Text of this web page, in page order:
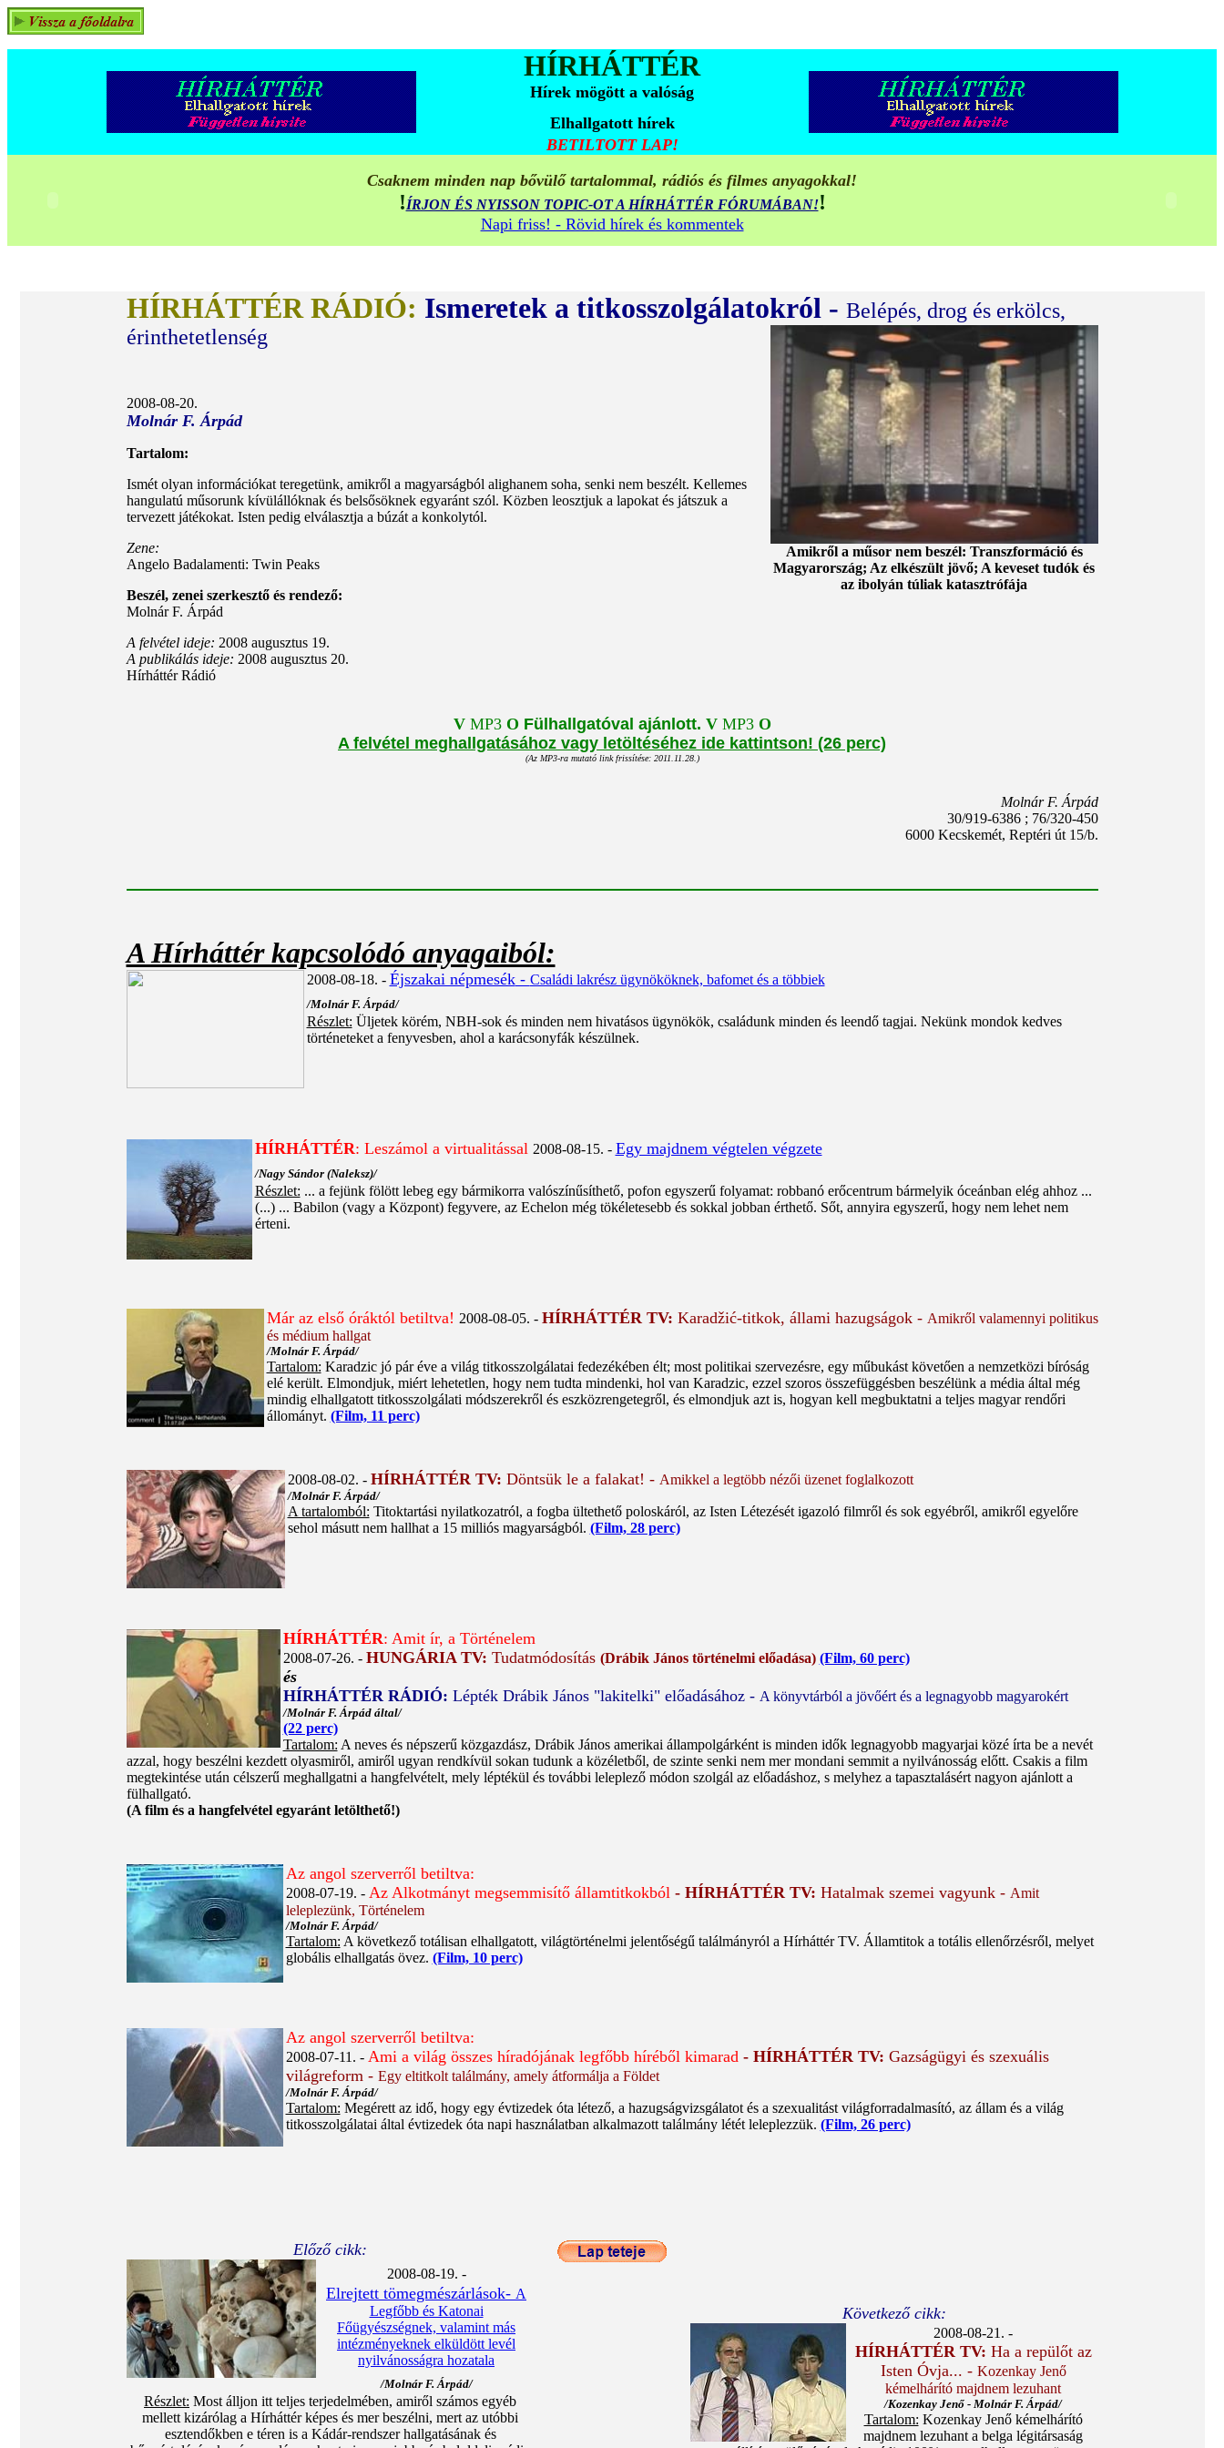
HÍRHÁTTÉR
Hírek mögött a valóság
Elhallgatott hírek
BETILTOTT LAP!
Csaknem minden nap bővülő tartalommal, rádiós és filmes anyagokkal!
!ÍRJON ÉS NYISSON TOPIC-OT A HÍRHÁTTÉR FÓRUMÁBAN!!
Napi friss! - Rövid hírek és kommentek
HÍRHÁTTÉR RÁDIÓ: Ismeretek a titkosszolgálatokról - Belépés, drog és erkölcs,
érinthetetlenség
Amikről a műsor nem beszél: Transzformáció és
Magyarország; Az elkészült jövő; A keveset tudók és
az ibolyán túliak katasztrófája
2008-08-20.
Molnár F. Árpád
Tartalom:
Ismét olyan információkat teregetünk, amikről a magyarságból alighanem soha, senki nem beszélt. Kellemes
hangulatú műsorunk kívülállóknak és belsősöknek egyaránt szól. Közben leosztjuk a lapokat és játszuk a
tervezett játékokat. Isten pedig elválasztja a búzát a konkolytól.
Zene:
Angelo Badalamenti: Twin Peaks
Beszél, zenei szerkesztő és rendező:
Molnár F. Árpád
A felvétel ideje: 2008 augusztus 19.
A publikálás ideje: 2008 augusztus 20.
Hírháttér Rádió
V MP3O Fülhallgatóval ajánlott. V MP3O
A felvétel meghallgatásához vagy letöltéséhez ide kattintson! (26 perc)
(Az MP3-ra mutató link frissítése: 2011.11.28.)
Molnár F. Árpád
30/919-6386 ; 76/320-450
6000 Kecskemét, Reptéri út 15/b.
A Hírháttér kapcsolódó anyagaiból:
2008-08-18. - Éjszakai népmesék- Családi lakrész ügynököknek, bafomet és a többiek
/Molnár F. Árpád/
Részlet: Üljetek körém, NBH-sok és minden nem hivatásos ügynökök, családunk minden és leendő tagjai. Nekünk mondok kedves
történeteket a fenyvesben, ahol a karácsonyfák készülnek.
HÍRHÁTTÉR: Leszámol a virtualitással 2008-08-15. - Egy majdnem végtelen végzete
/Nagy Sándor (Naleksz)/
Részlet: ... a fejünk fölött lebeg egy bármikorra valószínűsíthető, pofon egyszerű folyamat: robbanó erőcentrum bármelyik óceánban elég ahhoz ...
(...) ... Babilon (vagy a Központ) fegyvere, az Echelon még tökéletesebb és sokkal jobban érthető. Sőt, annyira egyszerű, hogy nem lehet nem
érteni.
Már az első óráktól betiltva! 2008-08-05. - HÍRHÁTTÉR TV: Karadžić-titkok, állami hazugságok - Amikről valamennyi politikus
és médium hallgat
/Molnár F. Árpád/
Tartalom: Karadzic jó pár éve a világ titkosszolgálatai fedezékében élt; most politikai szervezésre, egy műbukást követően a nemzetközi bíróság
elé került. Elmondjuk, miért lehetetlen, hogy nem tudta mindenki, hol van Karadzic, ezzel szoros összefüggésben beszélünk a média által még
mindig elhallgatott titkosszolgálati módszerekről és eszközrengetegről, és elmondjuk azt is, hogyan kell megbuktatni a teljes magyar rendőri
állományt. (Film, 11 perc)
2008-08-02. - HÍRHÁTTÉR TV: Döntsük le a falakat! - Amikkel a legtöbb nézői üzenet foglalkozott
/Molnár F. Árpád/
A tartalomból: Titoktartási nyilatkozatról, a fogba ültethető poloskáról, az Isten Létezését igazoló filmről és sok egyébről, amikről egyelőre
sehol másutt nem hallhat a 15 milliós magyarságból. (Film, 28 perc)
HÍRHÁTTÉR: Amit ír, a Történelem
2008-07-26. - HUNGÁRIA TV: Tudatmódosítás (Drábik János történelmi előadása) (Film, 60 perc)
és
HÍRHÁTTÉR RÁDIÓ: Lépték Drábik János "lakitelki" előadásához - A könyvtárból a jövőért és a legnagyobb magyarokért
/Molnár F. Árpád által/
(22 perc)
Tartalom: A neves és népszerű közgazdász, Drábik János amerikai állampolgárként is minden idők legnagyobb magyarjai közé írta be a nevét
azzal, hogy beszélni kezdett olyasmiről, amiről ugyan rendkívül sokan tudunk a közéletből, de szinte senki nem mer mondani semmit a nyilvánosság előtt. Csakis a film
megtekintése után célszerű meghallgatni a hangfelvételt, mely léptékül és további leleplező módon szolgál az előadáshoz, s melyhez a tapasztalásért nagyon ajánlott a
fülhallgató.
(A film és a hangfelvétel egyaránt letölthető!)
Az angol szerverről betiltva:
2008-07-19. - Az Alkotmányt megsemmisítő államtitkokból- HÍRHÁTTÉR TV: Hatalmak szemei vagyunk - Amit
leleplezünk, Történelem
/Molnár F. Árpád/
Tartalom: A következő totálisan elhallgatott, világtörténelmi jelentőségű találmányról a Hírháttér TV. Államtitok a totális ellenőrzésről, melyet
globális elhallgatás övez. (Film, 10 perc)
Az angol szerverről betiltva:
2008-07-11. - Ami a világ összes híradójának legfőbb híréből kimarad- HÍRHÁTTÉR TV: Gazságügyi és szexuális
világreform - Egy eltitkolt találmány, amely átformálja a Földet
/Molnár F. Árpád/
Tartalom: Megérett az idő, hogy egy évtizedek óta létező, a hazugságvizsgálatot és a szexualitást világforradalmasító, az állam és a világ
titkosszolgálatai által évtizedek óta napi használatban alkalmazott találmány létét leleplezzük. (Film, 26 perc)
Előző cikk:
2008-08-19. -
Elrejtett tömegmészárlások- A
Legfőbb és Katonai
Főügyészségnek, valamint más
intézményeknek elküldött levél
nyilvánosságra hozatala
/Molnár F. Árpád/
Részlet: Most álljon itt teljes terjedelmében, amiről számos egyéb
mellett kizárólag a Hírháttér képes és mer beszélni, mert az utóbbi
esztendőkben e téren is a Kádár-rendszer hallgatásának és
Következő cikk:
2008-08-21. -
HÍRHÁTTÉR TV: Ha a repülőt az
Isten Óvja... - Kozenkay Jenő
kémelhárító majdnem lezuhant
/Kozenkay Jenő - Molnár F. Árpád/
Tartalom: Kozenkay Jenő kémelhárító
majdnem lezuhant a belga légitársaság